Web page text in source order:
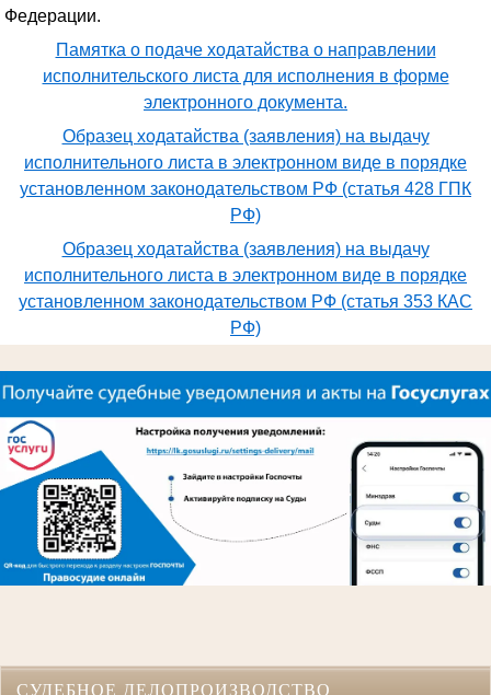
Федерации.
Памятка о подаче ходатайства о направлении
исполнительского листа для исполнения в форме
электронного документа.
Образец ходатайства (заявления) на выдачу
исполнительного листа в электронном виде в порядке
установленном законодательством РФ (статья 428 ГПК
РФ)
Образец ходатайства (заявления) на выдачу
исполнительного листа в электронном виде в порядке
установленном законодательством РФ (статья 353 КАС
РФ)
СУДЕБНОЕ ДЕЛОПРОИЗВОДСТВО